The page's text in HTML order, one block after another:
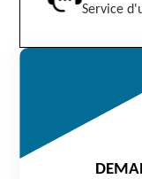
Service